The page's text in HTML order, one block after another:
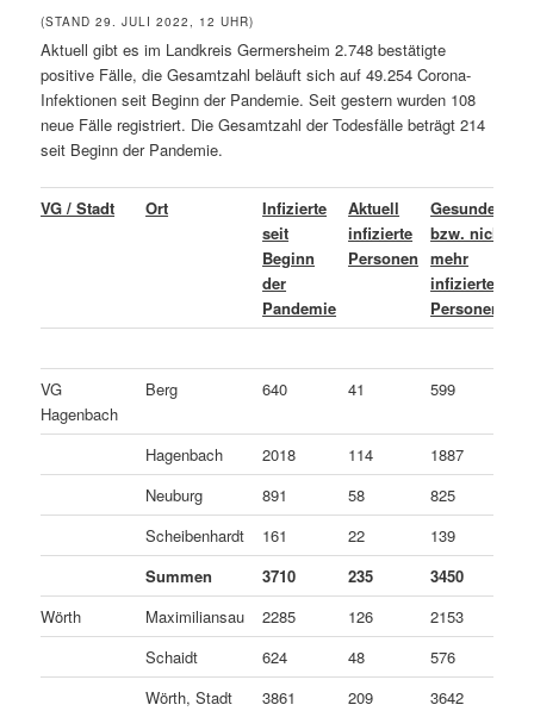
(STAND 29. JULI 2022, 12 UHR)
Aktuell gibt es im Landkreis Germersheim 2.748 bestätigte
positive Fälle, die Gesamtzahl beläuft sich auf 49.254 Corona-
Infektionen seit Beginn der Pandemie. Seit gestern wurden 108
neue Fälle registriert. Die Gesamtzahl der Todesfälle beträgt 214
seit Beginn der Pandemie.
VG / Stadt Ort
Infizierte
seit
Beginn
der
Pandemie
Aktuell
infizierte
Personen
Gesundete
bzw. nicht
mehr
infizierte
Personen
VG
Hagenbach
Berg 640 41 599
Hagenbach 2018 114 1887
Neuburg
891 58 825
Scheibenhardt
161 22 139
Summen
3710 235 3450
Wörth
Maximiliansau 2285 126 2153
Schaidt
624 48 576
Wörth, Stadt
3861 209 3642